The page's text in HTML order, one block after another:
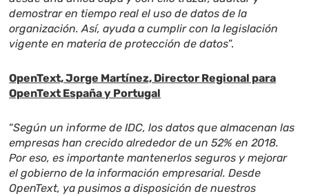
demostrar en tiempo real el uso de datos de la
organización. Así, ayuda a cumplir con la legislación
vigente en materia de protección de datos”.
OpenText, Jorge Martínez, Director Regional para
OpenText España y Portugal
“Según un informe de IDC, los datos que almacenan las
empresas han crecido alrededor de un 52% en 2018.
Por eso, es importante mantenerlos seguros y mejorar
el gobierno de la información empresarial. Desde
OpenText, ya pusimos a disposición de nuestros